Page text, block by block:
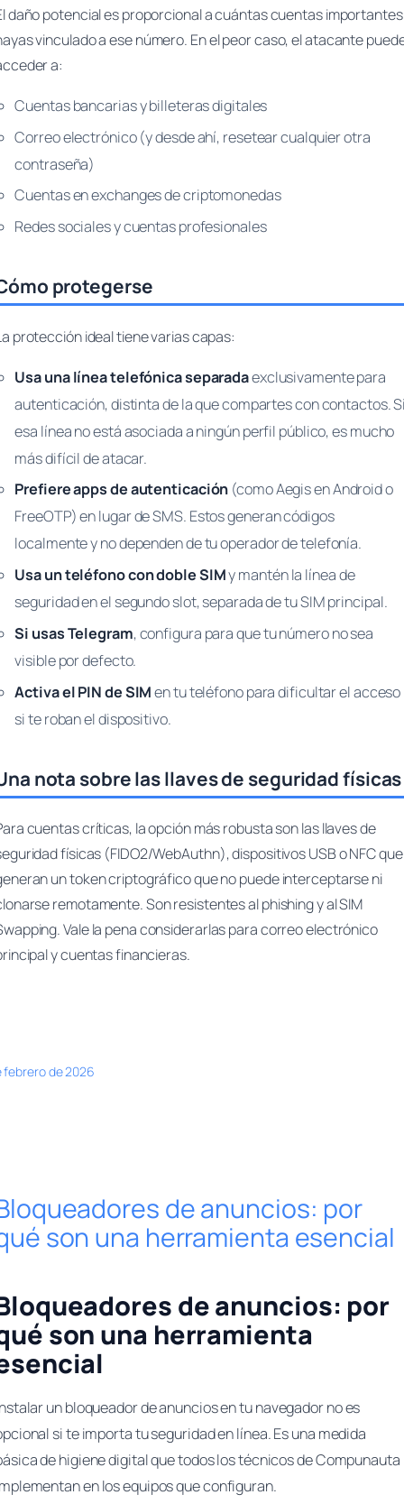
daño potencial es proporcional a cuántas cuentas importantes
vinculado a ese número. En el peor caso, el atacante
a:
Cuentas bancarias y billeteras digitales
Correo electrónico (y desde ahí, resetear cualquier otra
contraseña)
Cuentas en exchanges de criptomonedas
Redes sociales y cuentas profesionales
protegerse
protección ideal tiene varias capas:
Usa una línea telefónica separadaexclusivamente para
autenticación, distinta de la que compartes con contactos.
esa línea no está asociada a ningún perfil público, es mucho
más difícil de atacar.
Prefiere apps de autenticación (como Aegis en Android o
FreeOTP) en lugar de SMS. Estos generan códigos
localmente y no dependen de tu operador de telefonía.
Usa un teléfono con doble SIMy mantén la línea de
seguridad en el segundo slot, separada de tu SIM principal.
Si usas Telegram, configura para que tu número no sea
visible por defecto.
Activa el PIN de SIMen tu teléfono para dificultar el acceso
si te roban el dispositivo.
nota sobre las llaves de seguridad físicas
cuentas críticas, la opción más robusta son las llaves de
físicas (FIDO2/WebAuthn), dispositivos USB o NFC que
un token criptográfico que no puede interceptarse ni
remotamente. Son resistentes al phishing y al SIM
Vale la pena considerarlas para correo electrónico
y cuentas financieras.
febrero de 2026
de anuncios: por
son una herramienta esencial
de anuncios: por
son una herramienta
un bloqueador de anuncios en tu navegador no es
si te importa tu seguridad en línea. Es una medida
de higiene digital que todos los técnicos de Compunauta
en los equipos que configuran.